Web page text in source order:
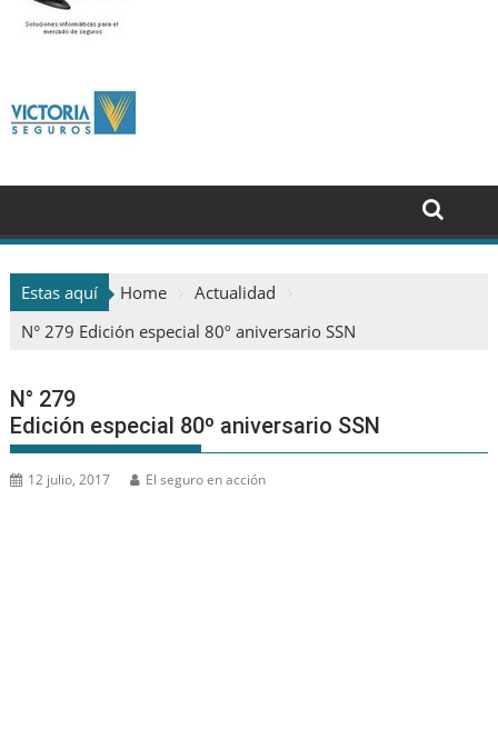
Estas aquí Home
Actualidad
N° 279 Edición especial 80º aniversario SSN
N° 279
Edición especial 80º aniversario SSN
12 julio, 2017 El seguro en acción